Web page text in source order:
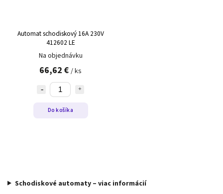
Automat schodiskový 16A 230V
412602 LE
Na objednávku
66,62 € / ks
Do košíka
Schodiskové automaty – viac informácií